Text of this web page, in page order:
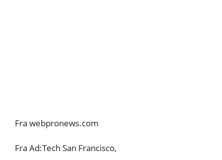
Fra webpronews.com
Fra Ad:Tech San Francisco,